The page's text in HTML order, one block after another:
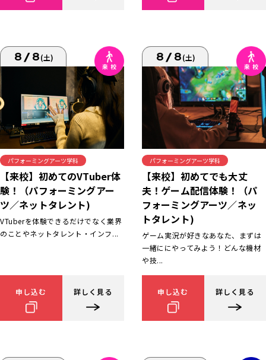
8/8(土)
パフォーミングアーツ学科
【来校】初めてのVTuber体
験！（パフォーミングアー
ツ／ネットタレント)
VTuberを体験できるだけでなく業界
のことやネットタレント・インフ...
申し込む 詳しく見る
8/8(土)
パフォーミングアーツ学科
【来校】初めてでも大丈
夫！ゲーム配信体験！（パ
フォーミングアーツ／ネッ
トタレント)
ゲーム実況が好きなあなた、まずは
一緒ににやってみよう！どんな機材
や技...
申し込む 詳しく見る